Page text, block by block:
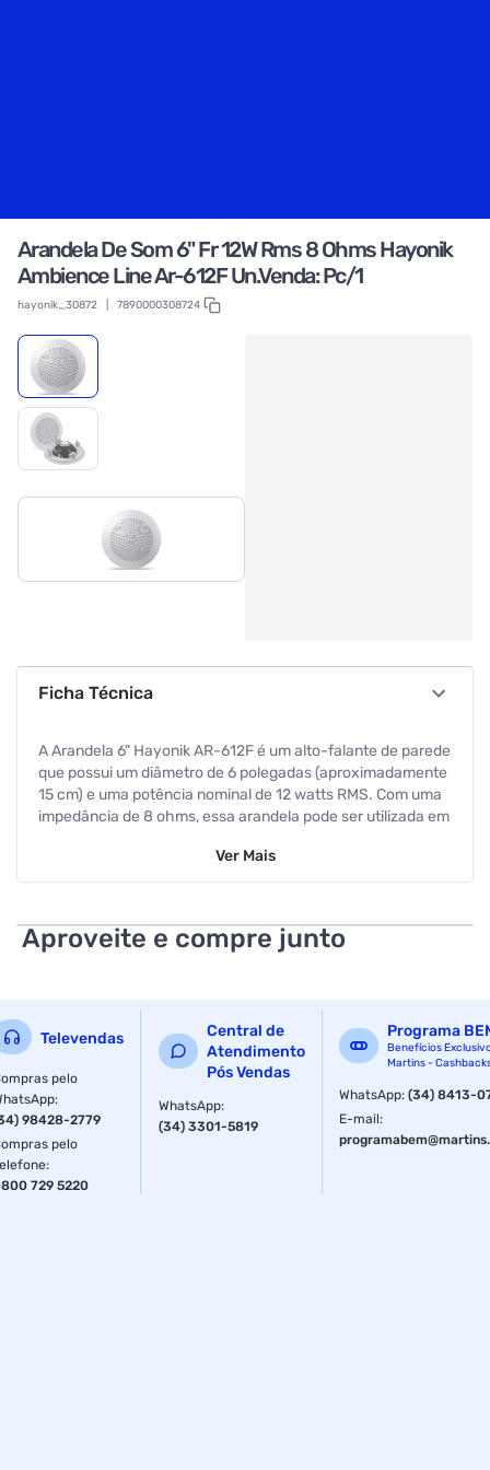
Arandela De Som 6" Fr 12W Rms 8 Ohms Hayonik
Ambience Line Ar-612F Un.Venda: Pc/1
hayonik_30872 7890000308724
Ficha Técnica
A Arandela 6" Hayonik AR-612F é um alto-falante de parede
que possui um diâmetro de 6 polegadas (aproximadamente
15 cm) e uma potência nominal de 12 watts RMS. Com uma
impedância de 8 ohms, essa arandela pode ser utilizada em
audível pelo ouvido humano, sem a necessidade de um
alto-falante adicional para lidar com frequências mais
Com seu design discreto e elegante, a arandela pode ser
facilmente instalada em paredes ou tetos, permitindo uma
distribuição uniforme do som em ambientes como salas de
estar, quartos, escritórios e lojas. Além disso, a AR-612F
apresenta um acabamento na cor branca, que se integra
facilmente em diversos tipos de decoração.
Ver Mais
Aproveite e compre junto
Televendas
pelo
:
98428-2779
pelo
:
729 5220
Central de
Atendimento
Pós Vendas
WhatsApp:
(34) 3301-5819
Programa
Benefícios
Martins -
WhatsApp:(34) 8413-
E-mail: